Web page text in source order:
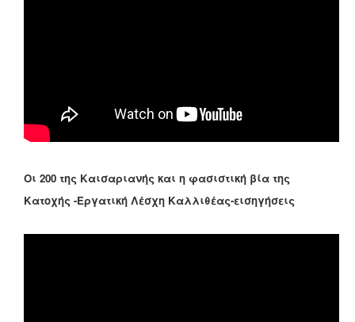
Οι 200 της Καισαριανής και η φασιστική βία της
Κατοχής -Εργατική Λέσχη Καλλιθέας-εισηγήσεις